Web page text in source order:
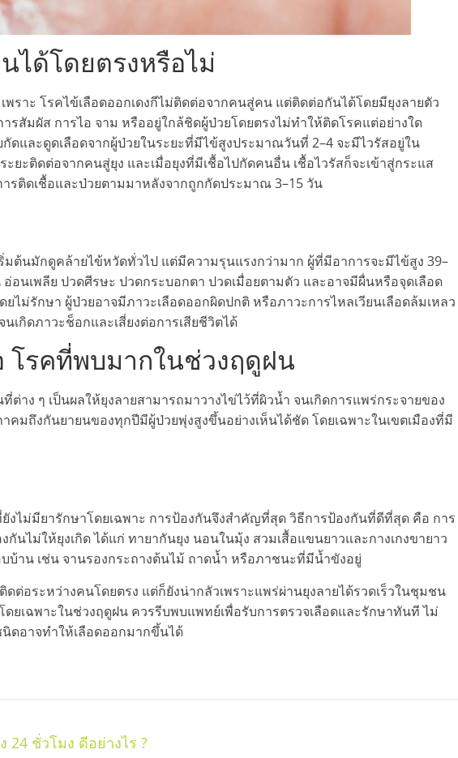
ได้โดยตรงหรือไม่
ราะ โรคไข้เลือดออกเดงกีไม่ติดต่อจากคนสู่คน แต่ติดต่อกันได้โดยมียุงลายตัว
รสัมผัส การไอ จาม หรืออยู่ใกล้ชิดผู้ป่วยโดยตรงไม่ทำให้ติดโรคแต่อย่างใด
กัดและดูดเลือดจากผู้ป่วยในระยะที่มีไข้สูงประมาณวันที่ 2–4 จะมีไวรัสอยู่ใน
ะยะติดต่อจากคนสู่ยุง และเมื่อยุงที่มีเชื้อไปกัดคนอื่น เชื้อไวรัสก็จะเข้าสู่กระแส
รติดเชื้อและป่วยตามมาหลังจากถูกกัดประมาณ 3–15 วัน
มต้นมักดูคล้ายไข้หวัดทั่วไป แต่มีความรุนแรงกว่ามาก ผู้ที่มีอาการจะมีไข้สูง 39–
อ่อนเพลีย ปวดศีรษะ ปวดกระบอกตา ปวดเมื่อยตามตัว และอาจมีผื่นหรือจุดเลือด
ไม่รักษา ผู้ป่วยอาจมีภาวะเลือดออกผิดปกติ หรือภาวะการไหลเวียนเลือดล้มเหลว
นเกิดภาวะช็อกและเสี่ยงต่อการเสียชีวิตได้
โรคที่พบมากในช่วงฤดูฝน
าง ๆ เป็นผลให้ยุงลายสามารถมาวางไข่ไว้ที่ผิวน้ำ จนเกิดการแพร่กระจายของ
คมถึงกันยายนของทุกปีมีผู้ป่วยพุ่งสูงขึ้นอย่างเห็นได้ชัด โดยเฉพาะในเขตเมืองที่มี
งไม่มียารักษาโดยเฉพาะ การป้องกันจึงสำคัญที่สุด วิธีการป้องกันที่ดีที่สุด คือ การ
นไม่ให้ยุงเกิด ได้แก่ ทายากันยุง นอนในมุ้ง สวมเสื้อแขนยาวและกางเกงขายาว
บ้าน เช่น จานรองกระถางต้นไม้ ถาดน้ำ หรือภาชนะที่มีน้ำขังอยู่
ต่อระหว่างคนโดยตรง แต่ก็ยังน่ากลัวเพราะแพร่ผ่านยุงลายได้รวดเร็วในชุมชน
ยเฉพาะในช่วงฤดูฝน ควรรีบพบแพทย์เพื่อรับการตรวจเลือดและรักษาทันที ไม่
นิดอาจทำให้เลือดออกมากขึ้นได้
24 ชั่วโมง ดีอย่างไร ?